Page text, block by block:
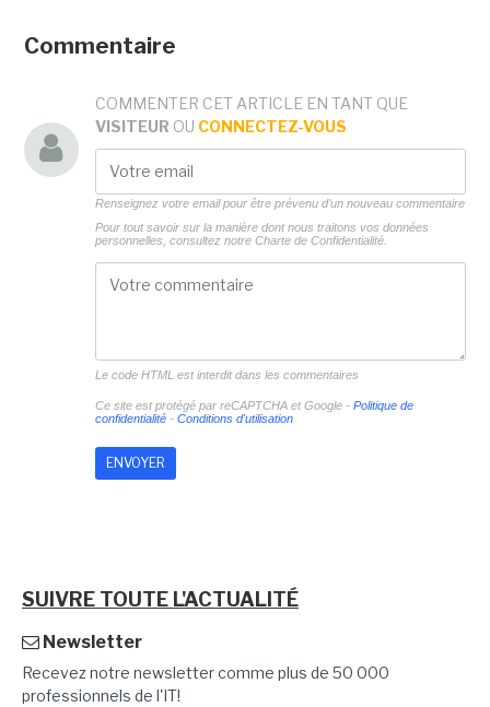
Commentaire
COMMENTER CET ARTICLE EN TANT QUE
VISITEUR OU CONNECTEZ-VOUS
Renseignez votre email pour être prévenu d'un nouveau commentaire
Pour tout savoir sur la manière dont nous traitons vos données
personnelles, consultez notre Charte de Confidentialité.
Le code HTML est interdit dans les commentaires
Ce site est protégé par reCAPTCHA et Google - Politique de
confidentialité- Conditions d'utilisation
SUIVRE TOUTE L'ACTUALITÉ
Newsletter
Recevez notre newsletter comme plus de 50 000
professionnels de l'IT!